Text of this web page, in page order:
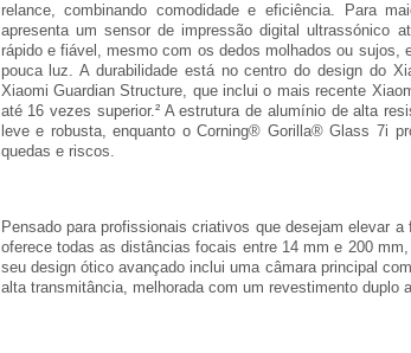
relance, combinando comodidade e eficiência. Para
apresenta um sensor de impressão digital ultrassónico
rápido e fiável, mesmo com os dedos molhados ou
pouca luz. A durabilidade está no centro do design do
Xiaomi Guardian Structure, que inclui o mais recente
até 16 vezes superior.² A estrutura de alumínio de alta
leve e robusta, enquanto o Corning® Gorilla® Glass 7i
quedas e riscos.
Pensado para profissionais criativos que desejam elevar
oferece todas as distâncias focais entre 14 mm e 200
seu design ótico avançado inclui uma câmara principal
alta transmitância, melhorada com um revestimento duplo